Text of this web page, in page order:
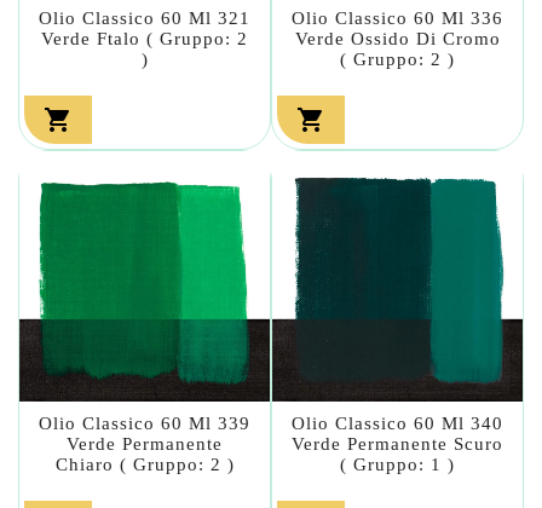
Olio Classico 60 Ml 321
Verde Ftalo ( Gruppo: 2
)

Olio Classico 60 Ml 336
Verde Ossido Di Cromo
( Gruppo: 2 )

Olio Classico 60 Ml 339
Verde Permanente
Chiaro ( Gruppo: 2 )
Olio Classico 60 Ml 340
Verde Permanente Scuro
( Gruppo: 1 )